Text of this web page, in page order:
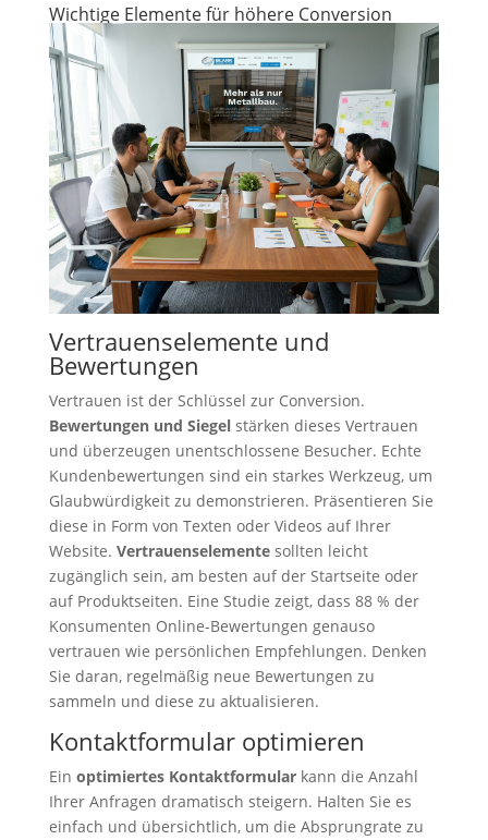
Wichtige Elemente für höhere Conversion
Vertrauenselemente und
Bewertungen
Vertrauen ist der Schlüssel zur Conversion.
Bewertungen und Siegelstärken dieses Vertrauen
und überzeugen unentschlossene Besucher. Echte
Kundenbewertungen sind ein starkes Werkzeug, um
Glaubwürdigkeit zu demonstrieren. Präsentieren Sie
diese in Form von Texten oder Videos auf Ihrer
Website. Vertrauenselementesollten leicht
zugänglich sein, am besten auf der Startseite oder
auf Produktseiten. Eine Studie zeigt, dass 88 % der
Konsumenten Online-Bewertungen genauso
vertrauen wie persönlichen Empfehlungen. Denken
Sie daran, regelmäßig neue Bewertungen zu
sammeln und diese zu aktualisieren.
Kontaktformular optimieren
Ein optimiertes Kontaktformularkann die Anzahl
Ihrer Anfragen dramatisch steigern. Halten Sie es
einfach und übersichtlich, um die Absprungrate zu